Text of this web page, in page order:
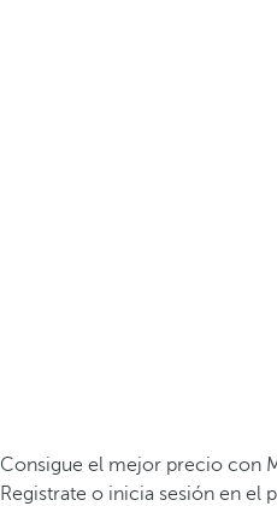
Consigue el mejor precio con
Registrate o inicia sesión en el